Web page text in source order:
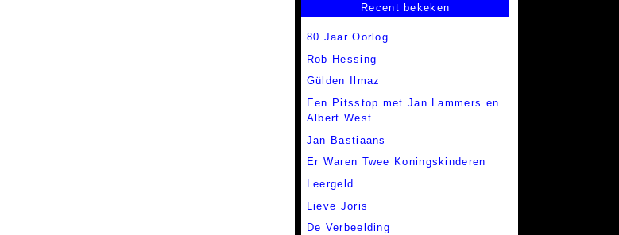
Recent bekeken
80 Jaar Oorlog
Rob Hessing
Gülden Ilmaz
Een Pitsstop met Jan Lammers en
Albert West
Jan Bastiaans
Er Waren Twee Koningskinderen
Leergeld
Lieve Joris
De Verbeelding